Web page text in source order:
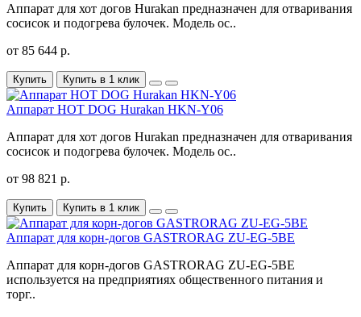
Аппарат для хот догов Hurakan предназначен для отваривания
сосисок и подогрева булочек. Модель ос..
от 85 644 р.
Купить Купить в 1 клик
Аппарат HOT DOG Hurakan HKN-Y06
Аппарат для хот догов Hurakan предназначен для отваривания
сосисок и подогрева булочек. Модель ос..
от 98 821 р.
Купить Купить в 1 клик
Аппарат для корн-догов GASTRORAG ZU-EG-5BE
Аппарат для корн-догов GASTRORAG ZU-EG-5BE
используется на предприятиях общественного питания и
торг..